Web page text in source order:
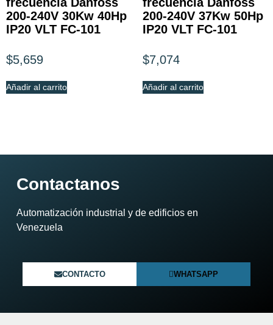
200-240V 30Kw 40Hp
IP20 VLT FC-101
$5,659
Añadir al carrito
200-240V 37Kw 50Hp
IP20 VLT FC-101
$7,074
Añadir al carrito
Contactanos
Automatización industrial y de edificios en
Venezuela​
CONTACTO WHATSAPP